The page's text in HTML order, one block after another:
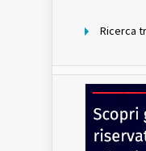
Ricerca